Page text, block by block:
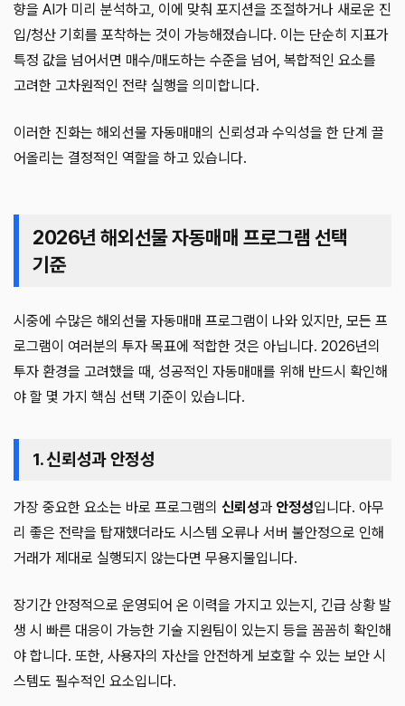
향을 AI가 미리 분석하고, 이에 맞춰 포지션을 조절하거나 새로운 진
입/청산 기회를 포착하는 것이 가능해졌습니다. 이는 단순히 지표가
특정 값을 넘어서면 매수/매도하는 수준을 넘어, 복합적인 요소를
고려한 고차원적인 전략 실행을 의미합니다.
이러한 진화는 해외선물 자동매매의 신뢰성과 수익성을 한 단계 끌
어올리는 결정적인 역할을 하고 있습니다.
2026년 해외선물 자동매매 프로그램 선택
기준
시중에 수많은 해외선물 자동매매 프로그램이 나와 있지만, 모든 프
로그램이 여러분의 투자 목표에 적합한 것은 아닙니다. 2026년의
투자 환경을 고려했을 때, 성공적인 자동매매를 위해 반드시 확인해
야 할 몇 가지 핵심 선택 기준이 있습니다.
1. 신뢰성과 안정성
가장 중요한 요소는 바로 프로그램의 신뢰성과 안정성입니다. 아무
리 좋은 전략을 탑재했더라도 시스템 오류나 서버 불안정으로 인해
거래가 제대로 실행되지 않는다면 무용지물입니다.
장기간 안정적으로 운영되어 온 이력을 가지고 있는지, 긴급 상황 발
생 시 빠른 대응이 가능한 기술 지원팀이 있는지 등을 꼼꼼히 확인해
야 합니다. 또한, 사용자의 자산을 안전하게 보호할 수 있는 보안 시
스템도 필수적인 요소입니다.